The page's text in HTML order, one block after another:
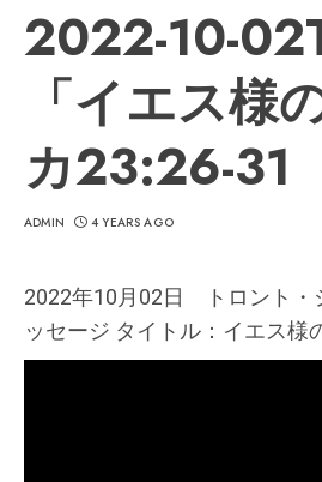
2022-10-
「イエス様
カ23:26-31
ADMIN 4 YEARS AGO
2022年10月02日 トロント・
ッセージ タイトル：イエス様